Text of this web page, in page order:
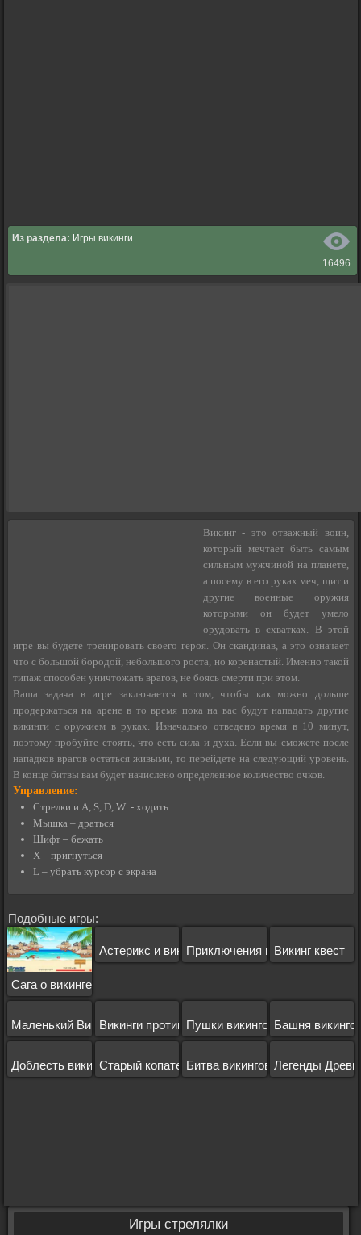
16496
Из раздела: Игры викинги
Викинг - это отважный воин,
который мечтает быть самым
сильным мужчиной на планете,
а посему в его руках меч, щит и
другие военные оружия
которыми он будет умело
орудовать в схватках. В этой
игре вы будете тренировать своего героя. Он скандинав, а это означает
что с большой бородой, небольшого роста, но коренастый. Именно такой
типаж способен уничтожать врагов, не боясь смерти при этом.
Ваша задача в игре заключается в том, чтобы как можно дольше
продержаться на арене в то время пока на вас будут нападать другие
викинги с оружием в руках. Изначально отведено время в 10 минут,
поэтому пробуйте стоять, что есть сила и духа. Если вы сможете после
нападков врагов остаться живыми, то перейдете на следующий уровень.
В конце битвы вам будет начислено определенное количество очков.
Управление:
Стрелки и A, S, D, W - ходить
Мышка – драться
Шифт – бежать
X – пригнуться
L – убрать курсор с экрана
Подобные игры:
Сага о викинге
Астерикс и викингиПриключения викинговВикинг квест
Маленький ВикингВикинги против зомбиПушки викинговБашня
Доблесть викинговСтарый копательБитва викингов Легенды
Игры стрелялки